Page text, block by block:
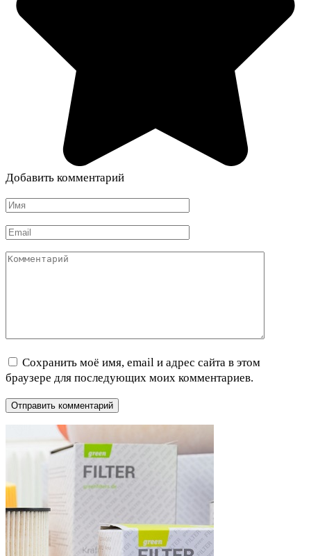
Добавить комментарий
Имя
Email
Комментарий
Сохранить моё имя, email и адрес сайта в этом
браузере для последующих моих комментариев.